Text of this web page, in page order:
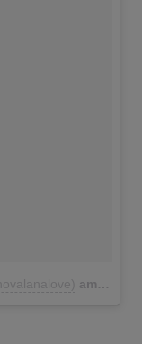
am 20.